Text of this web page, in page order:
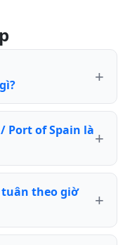
Port of Spain là
tuân theo giờ